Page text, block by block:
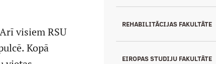
visiem RSU
Kopā
REHABILITĀCIJAS FAKULTĀTE
EIROPAS STUDIJU FAKULTĀTE